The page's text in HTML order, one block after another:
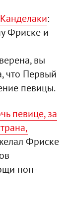
:
Фриске и
вы
что Первый
певицы.
певице, за
Фриске
поп-